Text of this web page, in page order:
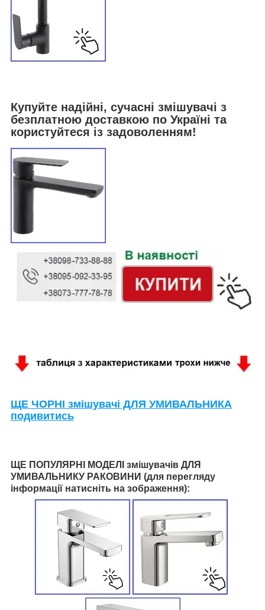
Купуйте надійні, сучасні змішувачі з
безплатною доставкою по Україні та
користуйтеся із задоволенням!
ЩЕ ЧОРНІ змішувачі ДЛЯ УМИВАЛЬНИКА
подивитись
ЩЕ ПОПУЛЯРНІ МОДЕЛІ змішувачів ДЛЯ
УМИВАЛЬНИКУ РАКОВИНИ (для перегляду
інформації натисніть на зображення):